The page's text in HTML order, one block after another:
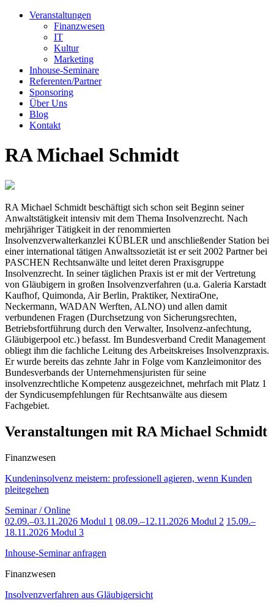
Veranstaltungen
Finanzwesen
IT
Kultur
Marketing
Inhouse-Seminare
Referenten/Partner
Sponsoring
Über Uns
Blog
Kontakt
RA Michael Schmidt
RA Michael Schmidt beschäftigt sich schon seit Beginn seiner
Anwaltstätigkeit intensiv mit dem Thema Insolvenzrecht. Nach
mehrjähriger Tätigkeit in der renommierten
Insolvenzverwalterkanzlei KÜBLER und anschließender Station bei
einer international tätigen Anwaltssozietät ist er seit 2002 Partner bei
PASCHEN Rechtsanwälte und leitet deren Praxisgruppe
Insolvenzrecht. In seiner täglichen Praxis ist er mit der Vertretung
von Gläubigern in großen Insolvenzverfahren (u.a. Galeria Karstadt
Kaufhof, Quimonda, Air Berlin, Praktiker, NextiraOne,
Neckermann, WADAN Werften, ALNO) und allen damit
verbundenen Fragen (Durchsetzung von Sicherungsrechten,
Betriebsfortführung durch den Verwalter, Insolvenz-anfechtung,
Gläubigerpool etc.) befasst. Im Bundesverband Credit Management
obliegt ihm die fachliche Leitung des Arbeitskreises Insolvenzpraxis.
Er wurde bereits das zehnte Jahr in Folge vom Kanzleimonitor des
Bundesverbands der Unternehmensjuristen für seine
insolvenzrechtliche Kompetenz ausgezeichnet, mehrfach mit Platz 1
der Syndicusempfehlungen für Rechtsanwälte aus diesem
Fachgebiet.
Veranstaltungen mit RA Michael Schmidt
Finanzwesen
Kundeninsolvenz meistern: professionell agieren, wenn Kunden
pleitegehen
Seminar / Online
02.09.–03.11.2026 Modul 1 08.09.–12.11.2026 Modul 2 15.09.–
18.11.2026 Modul 3
Inhouse-Seminar anfragen
Finanzwesen
Insolvenzverfahren aus Gläubigersicht